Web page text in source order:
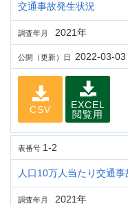
交通事故発生状況
調査年月 2021年
公開（更新）日 2022-03-03
CSV
EXCEL
閲覧用
表番号 1-2
人口10万人当たり交通
調査年月 2021年